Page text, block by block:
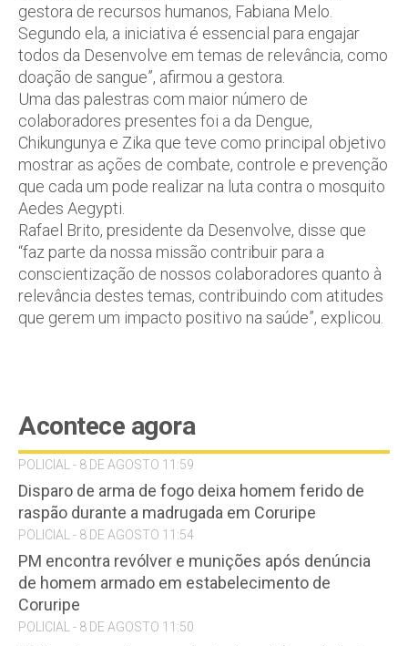
gestora de recursos humanos, Fabiana Melo.
Segundo ela, a iniciativa é essencial para engajar
todos da Desenvolve em temas de relevância, como
doação de sangue”, afirmou a gestora.
Uma das palestras com maior número de
colaboradores presentes foi a da Dengue,
Chikungunya e Zika que teve como principal objetivo
mostrar as ações de combate, controle e prevenção
que cada um pode realizar na luta contra o mosquito
Aedes Aegypti.
Rafael Brito, presidente da Desenvolve, disse que
“faz parte da nossa missão contribuir para a
conscientização de nossos colaboradores quanto à
relevância destes temas, contribuindo com atitudes
que gerem um impacto positivo na saúde”, explicou.
Acontece agora
POLICIAL - 8 DE AGOSTO 11:59
Disparo de arma de fogo deixa homem ferido de
raspão durante a madrugada em Coruripe
POLICIAL - 8 DE AGOSTO 11:54
PM encontra revólver e munições após denúncia
de homem armado em estabelecimento de
Coruripe
POLICIAL - 8 DE AGOSTO 11:50